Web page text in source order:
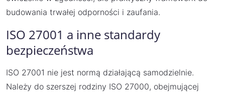
budowania trwałej odporności i zaufania.
ISO 27001 a inne standardy
bezpieczeństwa
ISO 27001 nie jest normą działającą samodzielnie.
Należy do szerszej rodziny ISO 27000, obejmującej